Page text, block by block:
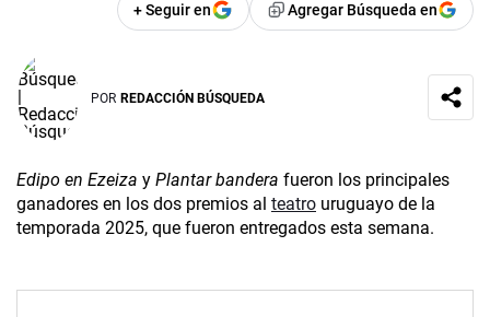
+ Seguir en Agregar Búsqueda en
POR REDACCIÓN BÚSQUEDA
Edipo en Ezeiza y Plantar bandera fueron los principales
ganadores en los dos premios al teatro uruguayo de la
temporada 2025, que fueron entregados esta semana.